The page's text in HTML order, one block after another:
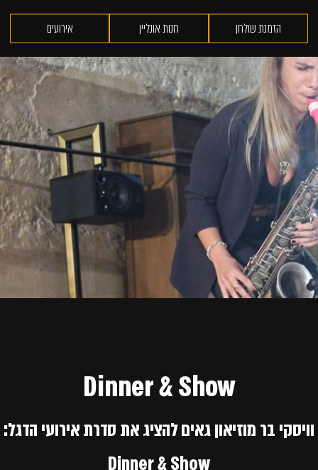
הזמנת שולחן חנות אונליין אירועים
Dinner & Show
וויסקי בר מוזיאון גאים להציג את סדרת אירועי הדגל:
Dinner & Show